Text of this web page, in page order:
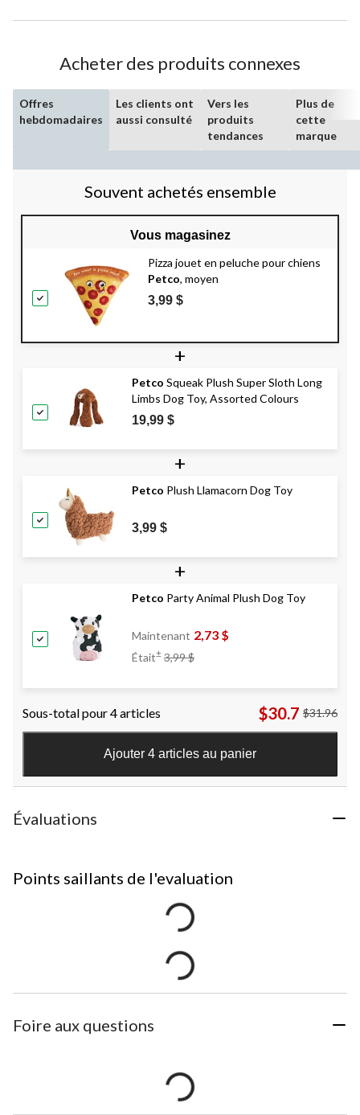
Acheter des produits connexes
Offres
hebdomadaires
Les clients ont
aussi consulté
Vers les
produits
tendances
Plus de
cette
marque
Souvent achetés ensemble
Vous magasinez
Pizza jouet en peluche pour chiens
Petco, moyen
3,99 $
+
Petco Squeak Plush Super Sloth Long
Limbs Dog Toy, Assorted Colours
19,99 $
+
Petco Plush Llamacorn Dog Toy
3,99 $
+
Petco Party Animal Plush Dog Toy
Maintenant 2,73 $
Était± 3,99 $
Sous-total pour 4 articles $30.7 $31.96
Ajouter 4 articles au panier
Évaluations
Points saillants de l'evaluation
Foire aux questions